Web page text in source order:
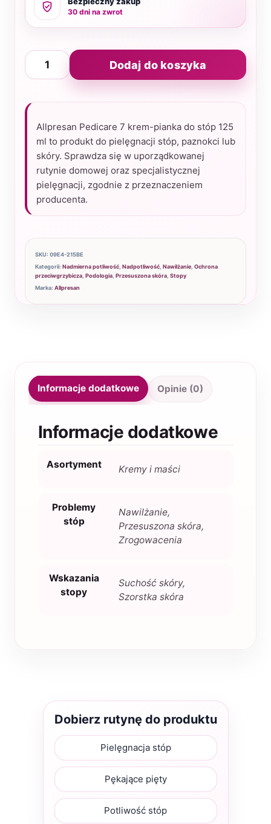
Allpresan Pedicare 7 krem-pianka do stóp 125
ml to produkt do pielęgnacji stóp, paznokci lub
skóry. Sprawdza się w uporządkowanej
rutynie domowej oraz specjalistycznej
pielęgnacji, zgodnie z przeznaczeniem
producenta.
ilość
Allpresan
7
krem-
pianka
stóp
125
ml
Dodaj do koszyka
30 dni na zwrot
SKU: 09E4-215BE
Kategorii: Nadmierna potliwość Nadpotliwość Nawilżanie Ochrona
przeciwgrzybicza Podologia Przesuszona skóra Stopy
Marka: Allpresan
Informacje dodatkowe Opinie (0)
Informacje dodatkowe
Asortyment Kremy i maści
Problemy
stóp
Nawilżanie,
Przesuszona skóra,
Zrogowacenia
Wskazania
stopy
Suchość skóry,
Szorstka skóra
Dobierz rutynę do produktu
Pielęgnacja stóp
Pękające pięty
Potliwość stóp